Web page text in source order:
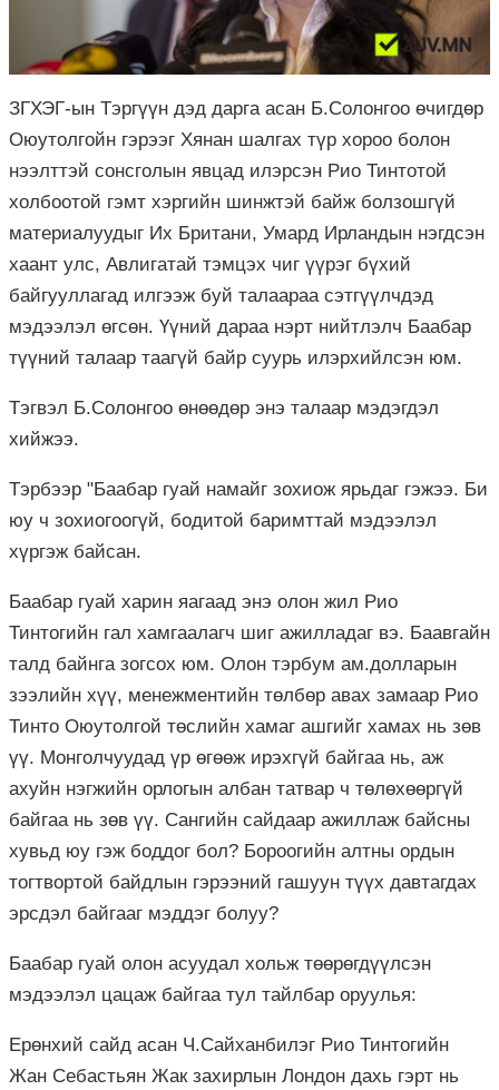
ЗГХЭГ-ын Тэргүүн дэд дарга асан Б.Солонгоо өчигдөр
Оюутолгойн гэрээг Хянан шалгах түр хороо болон
нээлттэй сонсголын явцад илэрсэн Рио Тинтотой
холбоотой гэмт хэргийн шинжтэй байж болзошгүй
материалуудыг Их Британи, Умард Ирландын нэгдсэн
хаант улс, Авлигатай тэмцэх чиг үүрэг бүхий
байгууллагад илгээж буй талаараа сэтгүүлчдэд
мэдээлэл өгсөн. Үүний дараа нэрт нийтлэлч Баабар
түүний талаар таагүй байр суурь илэрхийлсэн юм.
Тэгвэл Б.Солонгоо өнөөдөр энэ талаар мэдэгдэл
хийжээ.
Тэрбээр "Баабар гуай намайг зохиож ярьдаг гэжээ. Би
юу ч зохиогоогүй, бодитой баримттай мэдээлэл
хүргэж байсан.
Баабар гуай харин яагаад энэ олон жил Рио
Тинтогийн гал хамгаалагч шиг ажилладаг вэ. Баавгайн
талд байнга зогсох юм. Олон тэрбум ам.долларын
зээлийн хүү, менежментийн төлбөр авах замаар Рио
Тинто Оюутолгой төслийн хамаг ашгийг хамах нь зөв
үү. Монголчуудад үр өгөөж ирэхгүй байгаа нь, аж
ахуйн нэгжийн орлогын албан татвар ч төлөхөөргүй
байгаа нь зөв үү. Сангийн сайдаар ажиллаж байсны
хувьд юу гэж боддог бол? Бороогийн алтны ордын
тогтвортой байдлын гэрээний гашуун түүх давтагдах
эрсдэл байгааг мэддэг болуу?
Баабар гуай олон асуудал хольж төөрөгдүүлсэн
мэдээлэл цацаж байгаа тул тайлбар оруулья:
Ерөнхий сайд асан Ч.Сайханбилэг Рио Тинтогийн
Жан Себастьян Жак захирлын Лондон дахь гэрт нь